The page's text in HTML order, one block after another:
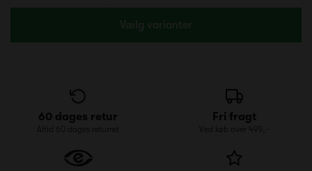
Vælg varianter
60 dages retur
Altid 60 dages returret
Fri fragt
Ved køb over 499,-